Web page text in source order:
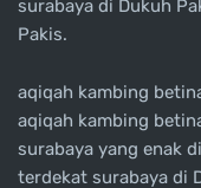
surabaya di Dukuh
Pakis.
aqiqah kambing
aqiqah kambing
surabaya yang enak
terdekat surabaya di